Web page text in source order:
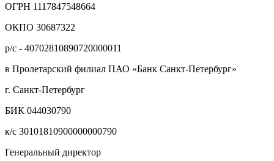
ОГРН 1117847548664
ОКПО 30687322
р/с - 40702810890720000011
в Пролетарский филиал ПАО «Банк Санкт-Петербург»
г. Санкт-Петербург
БИК 044030790
к/с 30101810900000000790
Генеральный директор